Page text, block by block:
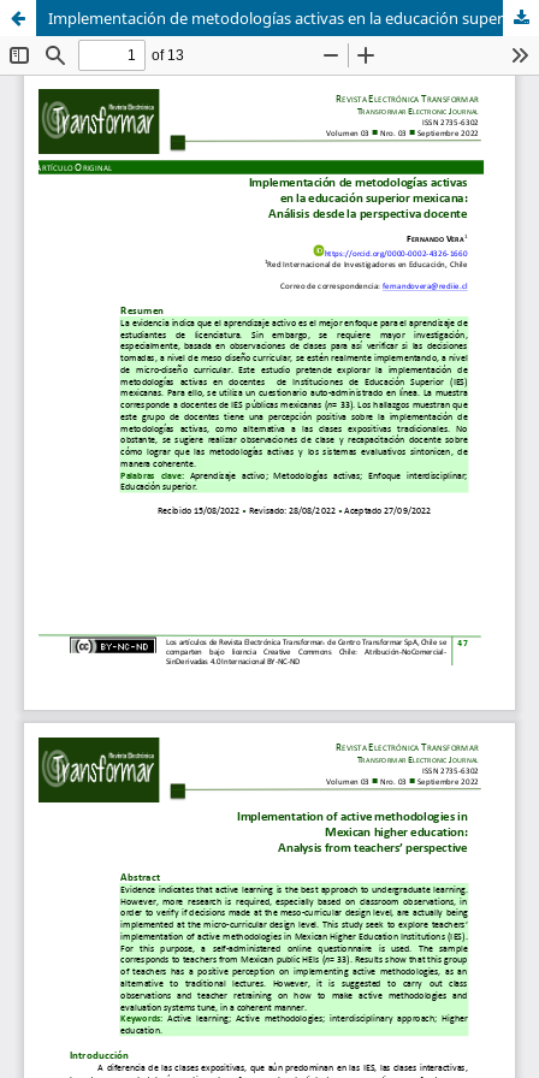
Implementación de metodologías activas en la educación superior mexicana: Análisis desde la perspectiva docente